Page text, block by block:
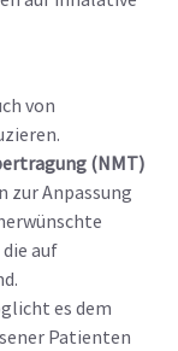
von
(NMT)
Anpassung
auf
es dem
Patienten